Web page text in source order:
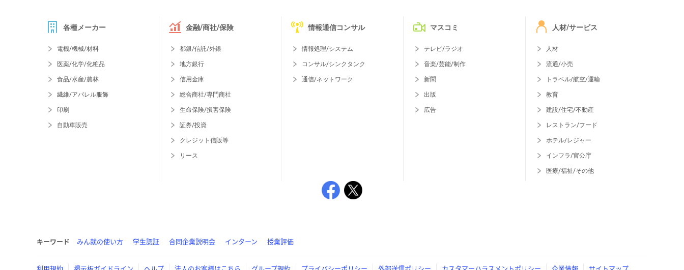
各種メーカー
電機/機械/材料
医薬/化学/化粧品
食品/水産/農林
繊維/アパレル服飾
印刷
自動車販売
金融/商社/保険
都銀/信託/外銀
地方銀行
信用金庫
総合商社/専門商社
生命保険/損害保険
証券/投資
クレジット信販等
リース
情報通信コンサル
情報処理/システム
コンサル/シンクタンク
通信/ネットワーク
マスコミ
テレビ/ラジオ
音楽/芸能/制作
新聞
出版
広告
人材/サービス
人材
流通/小売
トラベル/航空/運輸
教育
建設/住宅/不動産
レストラン/フード
ホテル/レジャー
インフラ/官公庁
医療/福祉/その他
キーワード みん就の使い方 学生認証 合同企業説明会 インターン 授業評価